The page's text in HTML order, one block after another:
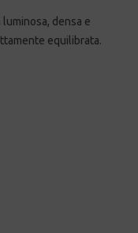
luminosa, densa e
equilibrata.